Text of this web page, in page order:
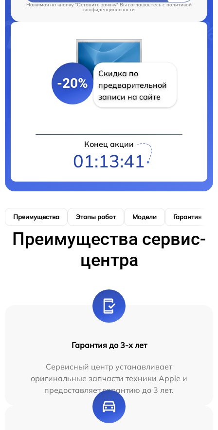
Нажимая на кнопку "Оставить заявку" Вы соглашаетесь cполитикой
конфиденциальности
-20%
Скидка по
предварительной
записи на сайте
Конец акции
01:13:40
Преимущества Этапы работ Модели Гарантия
Преимущества сервис-
центра
Гарантия до 3-х лет
Сервисный центр устанавливает
оригинальные запчасти техники Apple и
предоставляет гарантию до 3 лет.